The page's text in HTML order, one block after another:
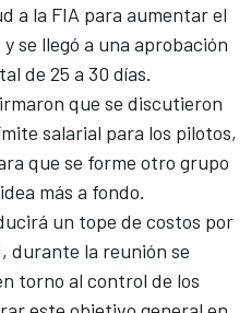
a la FIA para aumentar el
se llegó a una aprobación
de 25 a 30 días.
que se discutieron
salarial para los pilotos,
que se forme otro grupo
más a fondo.
un tope de costos por
durante la reunión se
torno al control de los